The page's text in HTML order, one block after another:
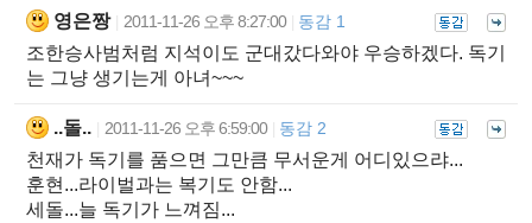
영은짱 2011-11-26 오후 8:27:00 동감 1
조한승사범처럼 지석이도 군대갔다와야 우승하겠다. 독기
는 그냥 생기는게 아녀~~~
..돌.. 2011-11-26 오후 6:59:00 동감 2
천재가 독기를 품으면 그만큼 무서운게 어디있으랴...
훈현...라이벌과는 복기도 안함...
세돌...늘 독기가 느껴짐...